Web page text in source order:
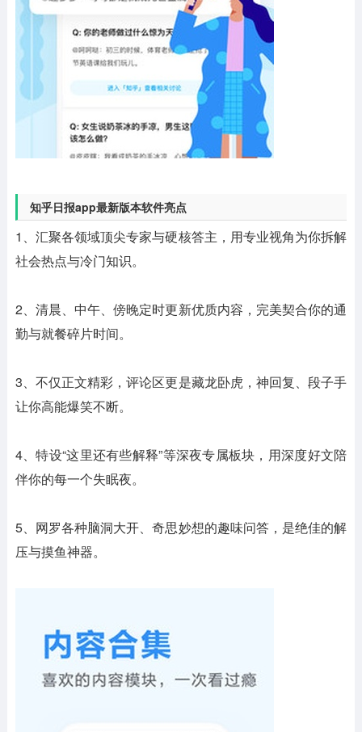
知乎日报app最新版本软件亮点
1、汇聚各领域顶尖专家与硬核答主，用专业视角为你拆解
社会热点与冷门知识。
2、清晨、中午、傍晚定时更新优质内容，完美契合你的通
勤与就餐碎片时间。
3、不仅正文精彩，评论区更是藏龙卧虎，神回复、段子手
让你高能爆笑不断。
4、特设“这里还有些解释”等深夜专属板块，用深度好文陪
伴你的每一个失眠夜。
5、网罗各种脑洞大开、奇思妙想的趣味问答，是绝佳的解
压与摸鱼神器。